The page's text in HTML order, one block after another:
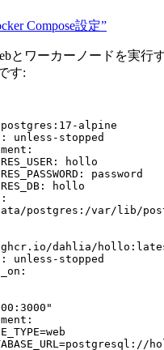
Compose設定”
とワーカーノードを実行
す:
postgres:17-alpine
: unless-stopped
:
:
hollo
: password
:
hollo
:
postgres:/var/lib/
ghcr.io/dahlia/
: unless-stopped
:
"
: